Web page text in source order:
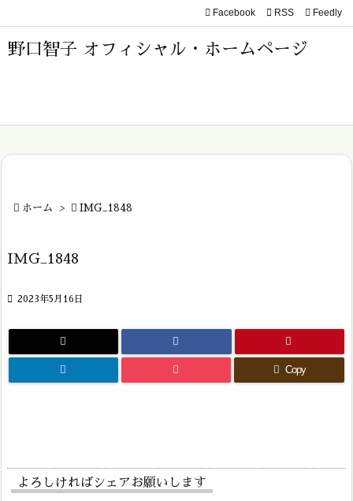
野口智子 オフィシャル・ホームページ

前へ

Facebook  RSS Feedly
 ホーム >  IMG_1848
IMG_1848
 2023年5月16日
Copy
よろしければシェアお願いします